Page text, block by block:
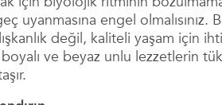
uyanmasına engel olmalısınız.
değil, kaliteli yaşam için
boyalı ve beyaz unlu lezzetlerin